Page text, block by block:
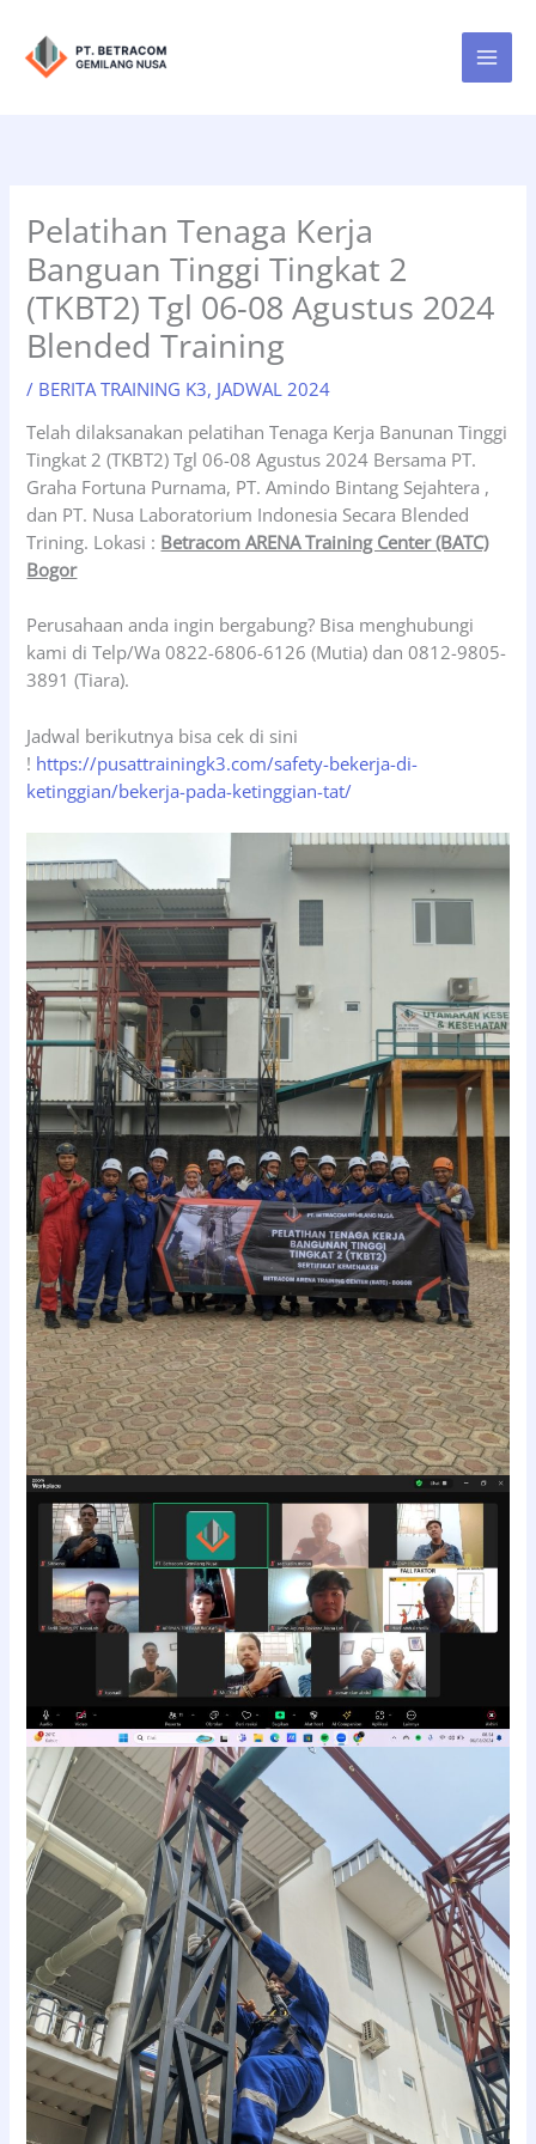
konten
Pelatihan Tenaga Kerja
Banguan Tinggi Tingkat 2
(TKBT2) Tgl 06-08 Agustus 2024
Blended Training
/ BERITA TRAINING K3, JADWAL 2024
Telah dilaksanakan pelatihan Tenaga Kerja Banunan Tinggi
Tingkat 2 (TKBT2) Tgl 06-08 Agustus 2024 Bersama PT.
Graha Fortuna Purnama, PT. Amindo Bintang Sejahtera ,
dan PT. Nusa Laboratorium Indonesia Secara Blended
Trining. Lokasi : Betracom ARENA Training Center (BATC)
Bogor
Perusahaan anda ingin bergabung? Bisa menghubungi
kami di Telp/Wa 0822-6806-6126 (Mutia) dan 0812-9805-
3891 (Tiara).
Jadwal berikutnya bisa cek di sini
! https://pusattrainingk3.com/safety-bekerja-di-
ketinggian/bekerja-pada-ketinggian-tat/